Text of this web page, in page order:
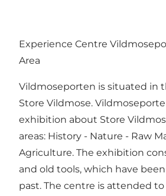
Experience Centre
Area
Vildmoseporten is situated in
Store Vildmose.
exhibition about Store
areas: History - Nature - Raw
Agriculture. The exhibition
and old tools, which have
past. The centre is attended